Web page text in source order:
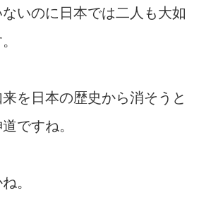
いのに日本では二人も大如
を日本の歴史から消そうと
ですね。
。